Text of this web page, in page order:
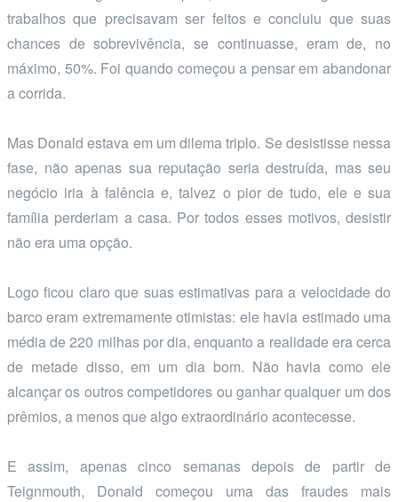
trabalhos que precisavam ser feitos e concluiu que suas
chances de sobrevivência, se continuasse, eram de, no
máximo, 50%. Foi quando começou a pensar em abandonar
a corrida.
Mas Donald estava em um dilema triplo. Se desistisse nessa
fase, não apenas sua reputação seria destruída, mas seu
negócio iria à falência e, talvez o pior de tudo, ele e sua
família perderiam a casa. Por todos esses motivos, desistir
não era uma opção.
Logo ficou claro que suas estimativas para a velocidade do
barco eram extremamente otimistas: ele havia estimado uma
média de 220 milhas por dia, enquanto a realidade era cerca
de metade disso, em um dia bom. Não havia como ele
alcançar os outros competidores ou ganhar qualquer um dos
prêmios, a menos que algo extraordinário acontecesse.
E assim, apenas cinco semanas depois de partir de
Teignmouth, Donald começou uma das fraudes mais